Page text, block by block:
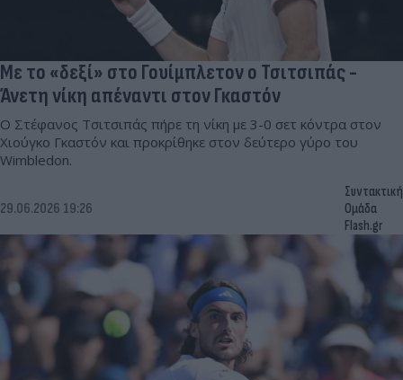
Με το «δεξί» στο Γουίμπλετον ο Τσιτσιπάς -
Άνετη νίκη απέναντι στον Γκαστόν
Ο Στέφανος Τσιτσιπάς πήρε τη νίκη με 3-0 σετ κόντρα στον
Χιούγκο Γκαστόν και προκρίθηκε στον δεύτερο γύρο του
Wimbledon.
29.06.2026 19:26
Συντακτική
Ομάδα
Flash.gr